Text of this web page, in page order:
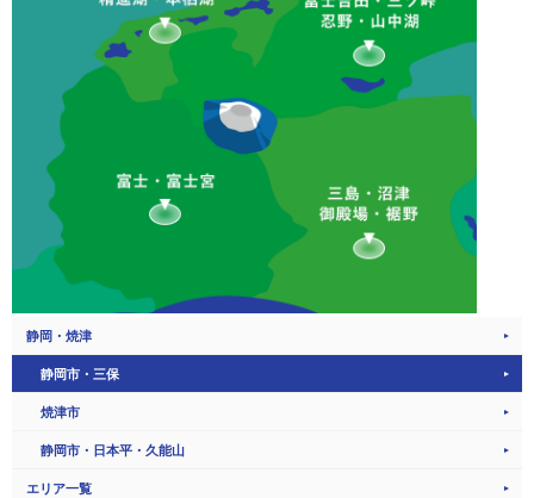
静岡・焼津
静岡市・三保
焼津市
静岡市・日本平・久能山
エリア一覧